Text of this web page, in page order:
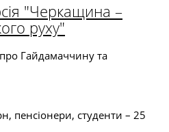
"Черкащина –
руху"
про Гайдамаччину та
пенсіонери, студенти – 25